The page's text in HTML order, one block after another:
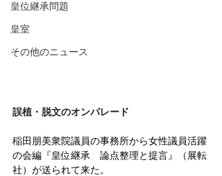
皇位継承問題
皇室
その他のニュース
誤植・脱文のオンパレード
稲田朋美衆院議員の事務所から女性議員活躍
の会編『皇位継承　論点整理と提言』（展転
社）が送られて来た。